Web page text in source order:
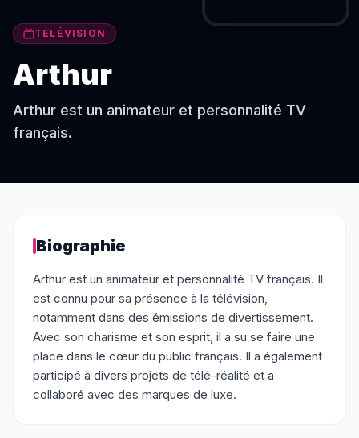
TÉLÉVISION
Arthur
Arthur est un animateur et personnalité TV
français.
Biographie
Arthur est un animateur et personnalité TV français. Il
est connu pour sa présence à la télévision,
notamment dans des émissions de divertissement.
Avec son charisme et son esprit, il a su se faire une
place dans le cœur du public français. Il a également
participé à divers projets de télé-réalité et a
collaboré avec des marques de luxe.